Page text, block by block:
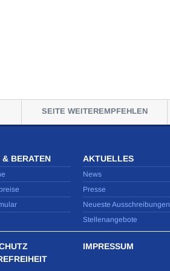
SEITE WEITEREMPFEHLEN
& BERATEN AKTUELLES
News
Presse
Neueste Ausschreibungen
Stellenangebote
IMPRESSUM